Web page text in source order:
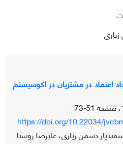
اعتماد در مشتریان در اکوسیستم
51-73
https://doi.org/10.22034/
دشمن زیاری، علیرضا روستا